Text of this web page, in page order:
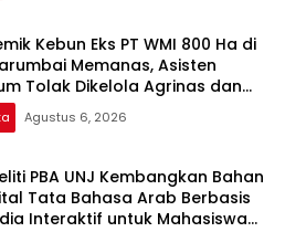
Kebun Eks PT WMI 800 Ha di
Memanas, Asisten
Tolak Dikelola Agrinas dan
Presiden Prabowo
Agustus 6, 2026
PBA UNJ Kembangkan Bahan
Tata Bahasa Arab Berbasis
Interaktif untuk Mahasiswa